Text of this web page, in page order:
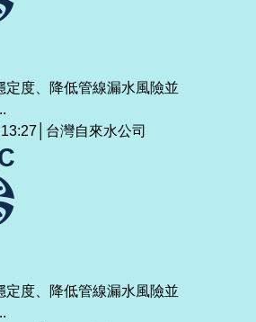
定度、降低管線漏水風險並
台灣自來水公司
定度、降低管線漏水風險並